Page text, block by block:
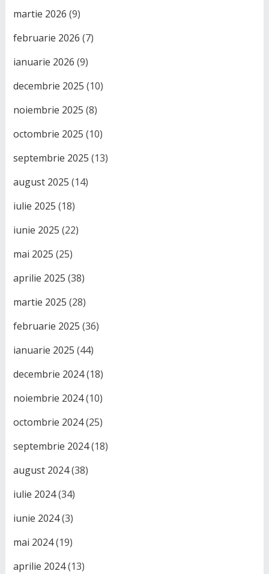
martie 2026 (9)
februarie 2026 (7)
ianuarie 2026 (9)
decembrie 2025 (10)
noiembrie 2025 (8)
octombrie 2025 (10)
septembrie 2025 (13)
august 2025 (14)
iulie 2025 (18)
iunie 2025 (22)
mai 2025 (25)
aprilie 2025 (38)
martie 2025 (28)
februarie 2025 (36)
ianuarie 2025 (44)
decembrie 2024(18)
noiembrie 2024(10)
octombrie 2024(25)
septembrie 2024(18)
august 2024(38)
iulie 2024(34)
iunie 2024(3)
mai 2024(19)
aprilie 2024(13)